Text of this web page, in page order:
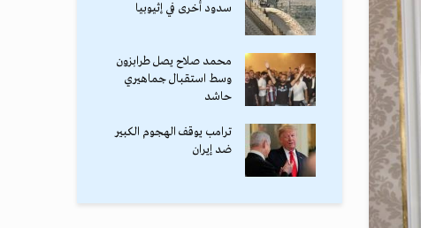
سدود أخرى في إثيوبيا
محمد صلاح يصل طرابزون
وسط استقبال جماهيري
حاشد
ترامب يوقف الهجوم الكبير
ضد إيران